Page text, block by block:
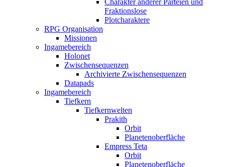
Fraktionslose
Plotcharaktere
RPG Organisation
Missionen
Ingamebereich
Holonet
Zwischensequenzen
Archivierte Zwischensequenzen
Datapads
Ingamebereich
Tiefkern
Tiefkernwelten
Prakith
Orbit
Planetenoberfläche
Empress Teta
Orbit
Planetenoberfläche